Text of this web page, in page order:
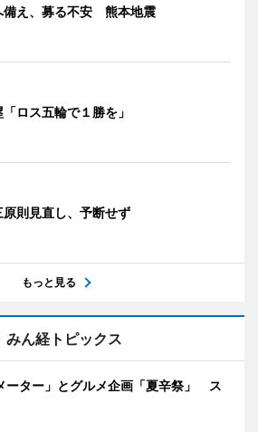
備え、募る不安 熊本地震
「ロス五輪で１勝を」
原則見直し、予断せず
もっと見る
みん経トピックス
ーター」とグルメ企画「夏辛祭」 ス